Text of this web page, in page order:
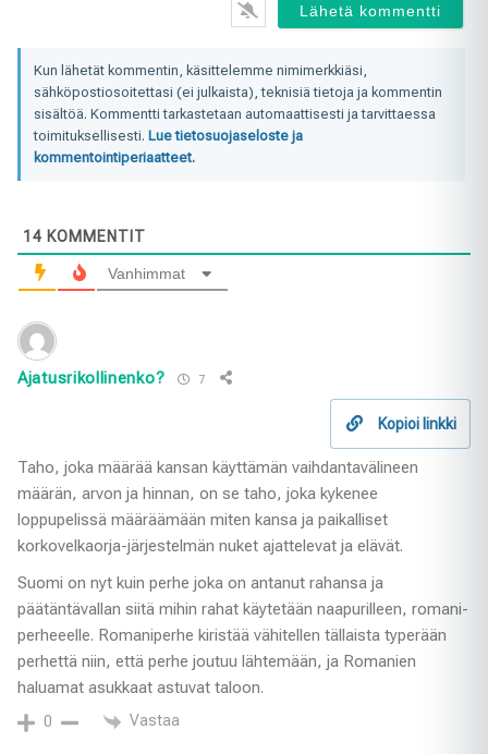
Kun lähetät kommentin, käsittelemme nimimerkkiäsi,
sähköpostiosoitettasi (ei julkaista), teknisiä tietoja ja kommentin
sisältöä. Kommentti tarkastetaan automaattisesti ja tarvittaessa
toimituksellisesti. Lue tietosuojaseloste ja
kommentointiperiaatteet.
14 KOMMENTIT
Vanhimmat
Ajatusrikollinenko? 7
Kopioi linkki
Taho, joka määrää kansan käyttämän vaihdantavälineen
määrän, arvon ja hinnan, on se taho, joka kykenee
loppupelissä määräämään miten kansa ja paikalliset
korkovelkaorja-järjestelmän nuket ajattelevat ja elävät.
Suomi on nyt kuin perhe joka on antanut rahansa ja
päätäntävallan siitä mihin rahat käytetään naapurilleen, romani-
perheeelle. Romaniperhe kiristää vähitellen tällaista typerään
perhettä niin, että perhe joutuu lähtemään, ja Romanien
haluamat asukkaat astuvat taloon.
0 Vastaa